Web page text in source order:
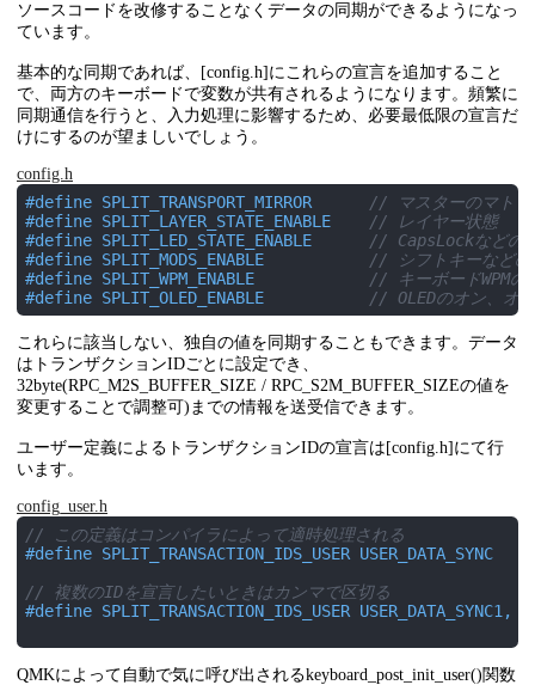
ソースコードを改修することなくデータの同期ができるようになっ
ています。
基本的な同期であれば、[config.h]にこれらの宣言を追加すること
で、両方のキーボードで変数が共有されるようになります。頻繁に
同期通信を行うと、入力処理に影響するため、必要最低限の宣言だ
けにするのが望ましいでしょう。
config.h
#define
// マスターのマトリ
#define
// レイヤー状態
#define
// CapsLockなどの
#define
// シフトキーなどの
#define
// キーボードWPMの
#define // OLEDのオン、オ
これらに該当しない、独自の値を同期することもできます。データ
はトランザクションIDごとに設定でき、
32byte(RPC_M2S_BUFFER_SIZE / RPC_S2M_BUFFER_SIZEの値を
変更することで調整可)までの情報を送受信できます。
ユーザー定義によるトランザクションIDの宣言は[config.h]にて行
います。
config_user.h
// この定義はコンパイラによって適時処理される
#define SPLIT_TRANSACTION_IDS_USER USER_DATA_SYNC
// 複数のIDを宣言したいときはカンマで区切る
#define SPLIT_TRANSACTION_IDS_USER USER_DATA_SYNC1,
QMKによって自動で気に呼び出されるkeyboard_post_init_user()関数